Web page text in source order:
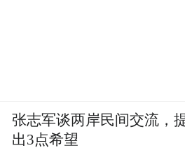
张志军谈两岸民间交流，
出3点希望